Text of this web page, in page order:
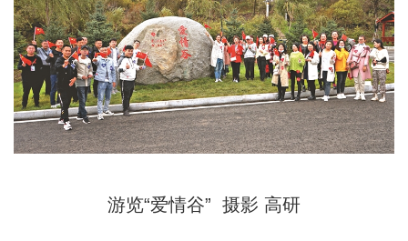
游览“爱情谷” 摄影 高研